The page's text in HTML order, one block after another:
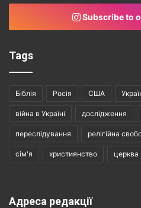
Subscribe to
Tags
Біблія Росія США
війна в Україні дослідження
переслідування релігійна
сім'я християнство церква
Адреса редакції